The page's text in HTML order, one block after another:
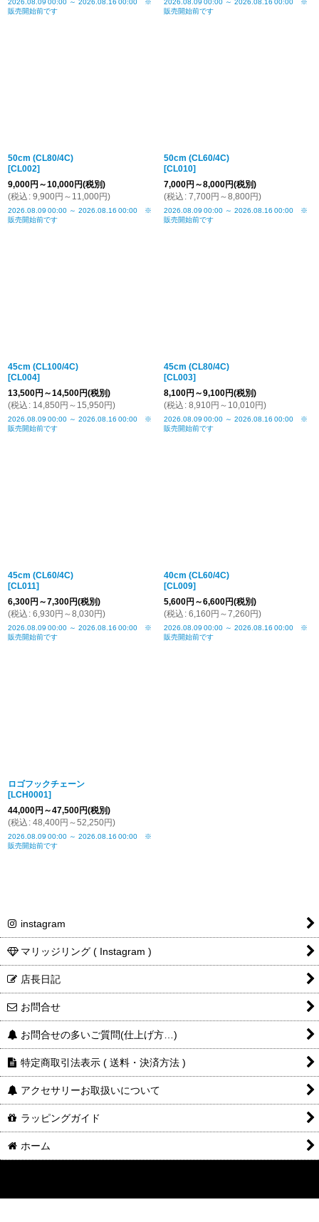
2026.08.09 00:00 ～ 2026.08.16 00:00 ※
販売開始前です
2026.08.09 00:00 ～ 2026.08.16 00:00 ※
販売開始前です
50cm (CL80/4C)
[CL002]
9,000円 ～10,000円(税別)
(税込 : 9,900円 ～11,000円)
2026.08.09 00:00 ～ 2026.08.16 00:00 ※
販売開始前です
50cm (CL60/4C)
[CL010]
7,000円 ～8,000円(税別)
(税込 : 7,700円 ～8,800円)
2026.08.09 00:00 ～ 2026.08.16 00:00 ※
販売開始前です
45cm (CL100/4C)
[CL004]
13,500円 ～14,500円(税別)
(税込 : 14,850円 ～15,950円)
2026.08.09 00:00 ～ 2026.08.16 00:00 ※
販売開始前です
45cm (CL80/4C)
[CL003]
8,100円 ～9,100円(税別)
(税込 : 8,910円 ～10,010円)
2026.08.09 00:00 ～ 2026.08.16 00:00 ※
販売開始前です
45cm (CL60/4C)
[CL011]
6,300円 ～7,300円(税別)
(税込 : 6,930円 ～8,030円)
2026.08.09 00:00 ～ 2026.08.16 00:00 ※
販売開始前です
40cm (CL60/4C)
[CL009]
5,600円 ～6,600円(税別)
(税込 : 6,160円 ～7,260円)
2026.08.09 00:00 ～ 2026.08.16 00:00 ※
販売開始前です
ロゴフックチェーン
[LCH0001]
44,000円 ～47,500円(税別)
(税込 : 48,400円 ～52,250円)
2026.08.09 00:00 ～ 2026.08.16 00:00 ※
販売開始前です
instagram
マリッジリング ( Instagram )
店長日記
お問合せ
お問合せの多いご質問(仕上げ方…)
特定商取引法表示 ( 送料・決済方法 )
アクセサリーお取扱いについて
ラッピングガイド
ホーム